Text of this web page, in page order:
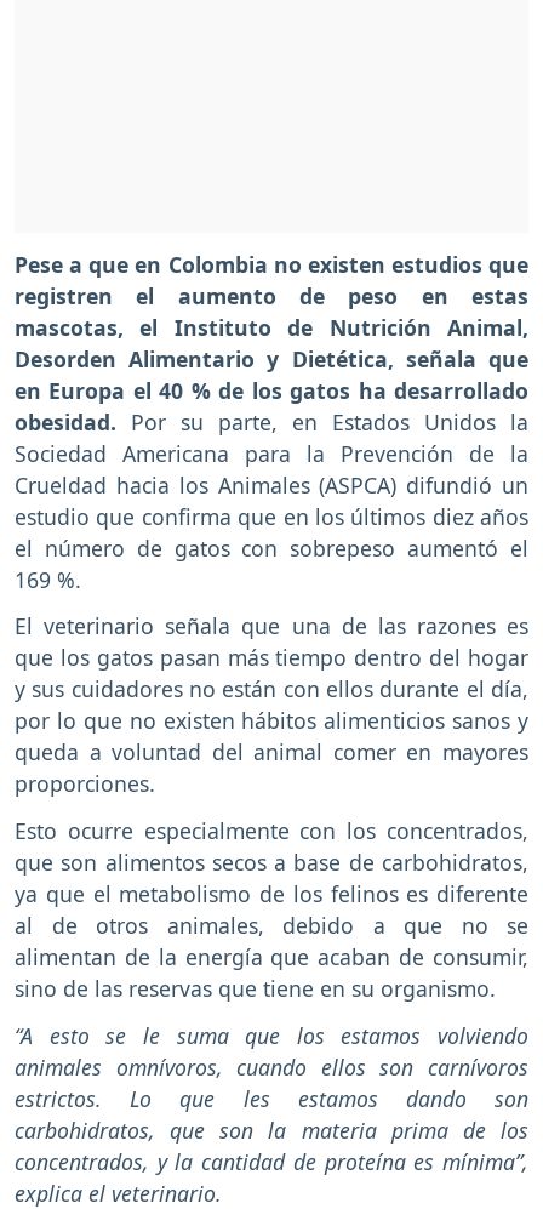
Pese a que en Colombia no existen estudios que
registren el aumento de peso en estas
mascotas, el Instituto de Nutrición Animal,
Desorden Alimentario y Dietética, señala que
en Europa el 40 % de los gatos ha desarrollado
obesidad. Por su parte, en Estados Unidos la
Sociedad Americana para la Prevención de la
Crueldad hacia los Animales (ASPCA) difundió un
estudio que confirma que en los últimos diez años
el número de gatos con sobrepeso aumentó el
169 %.
El veterinario señala que una de las razones es
que los gatos pasan más tiempo dentro del hogar
y sus cuidadores no están con ellos durante el día,
por lo que no existen hábitos alimenticios sanos y
queda a voluntad del animal comer en mayores
proporciones.
Esto ocurre especialmente con los concentrados,
que son alimentos secos a base de carbohidratos,
ya que el metabolismo de los felinos es diferente
al de otros animales, debido a que no se
alimentan de la energía que acaban de consumir,
sino de las reservas que tiene en su organismo.
“A esto se le suma que los estamos volviendo
animales omnívoros, cuando ellos son carnívoros
estrictos. Lo que les estamos dando son
carbohidratos, que son la materia prima de los
concentrados, y la cantidad de proteína es mínima”,
explica el veterinario.